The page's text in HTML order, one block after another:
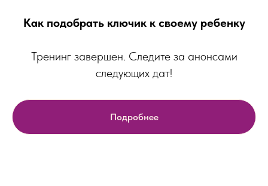
Как подобрать ключик к своему ребенку
Тренинг завершен. Следите за анонсами
следующих дат!
Подробнее